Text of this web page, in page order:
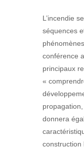
L’incendie
séquences
conférence
principaux
«
donnera
construction